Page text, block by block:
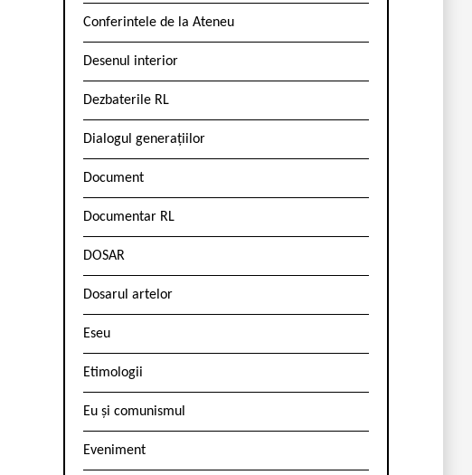
Conferintele de la Ateneu
Desenul interior
Dezbaterile RL
Dialogul generațiilor
Document
Documentar RL
DOSAR
Dosarul artelor
Eseu
Etimologii
Eu și comunismul
Eveniment